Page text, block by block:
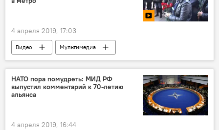
4 апреля 2019, 17:03
Видео
Мультимедиа
Взрыв в метро в Санкт-Петербурге
Санкт-Петербург
НАТО пора помудреть: МИД РФ
выпустил комментарий к 70-летию
альянса
4 апреля 2019, 16:44